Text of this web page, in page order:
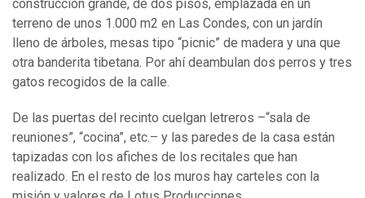
construcción grande, de dos pisos, emplazada en un
terreno de unos 1.000 m2 en Las Condes, con un jardín
lleno de árboles, mesas tipo “picnic” de madera y una que
otra banderita tibetana. Por ahí deambulan dos perros y tres
gatos recogidos de la calle.
De las puertas del recinto cuelgan letreros –“sala de
reuniones”, “cocina”, etc.– y las paredes de la casa están
tapizadas con los afiches de los recitales que han
realizado. En el resto de los muros hay carteles con la